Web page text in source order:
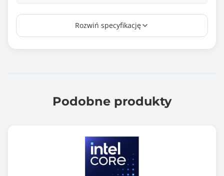
Pamięć Cache
Liczba rdzeni procesora
Karta graficzna zintegrowana z procesorem
Rozwiń specyfikację
Podobne produkty